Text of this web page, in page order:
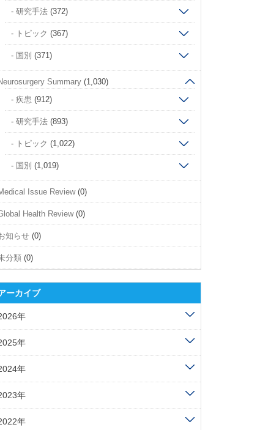
研究手法(372)
トピック (367)
国別 (371)
Summary(1,030)
疾患 (912)
研究手法(893)
トピック (1,022)
国別 (1,019)
Issue Review(0)
Health Review(0)
知らせ(0)
分類(0)
ーカイブ
年
年
年
年
年